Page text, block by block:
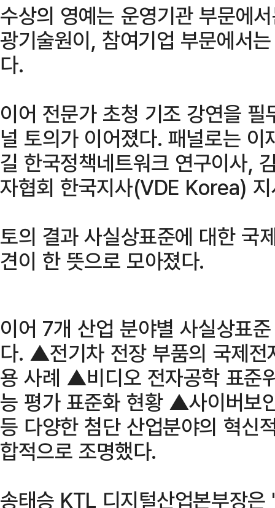
수상의 영예는 운영기관 부문에
광기술원이, 참여기업 부문에서
다.
이어 전문가 초청 기조 강연을
널 토의가 이어졌다. 패널로는
길 한국정책네트워크 연구이사,
자협회 한국지사(VDE Korea)
토의 결과 사실상표준에 대한 국
견이 한 뜻으로 모아졌다.
이어 7개 산업 분야별 사실상표
다. ▲전기차 전장 부품의 국제
용 사례 ▲비디오 전자공학 표준
능 평가 표준화 현황 ▲사이버보
등 다양한 첨단 산업분야의 혁신
합적으로 조명했다.
송태승 KTL 디지털산업본부장